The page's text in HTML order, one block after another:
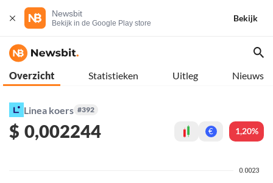
Newsbit
Bekijk in de Google Play store
Bekijk
Overzicht Statistieken Uitleg Nieuws
Linea koers #392
$ 0,002244 € 1,20%